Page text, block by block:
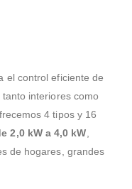
el control eficiente de
interiores como
4 tipos y 16
2,0 kW a 4,0 kW
de hogares, grandes